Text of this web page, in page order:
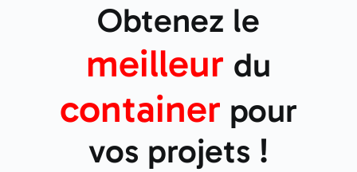
Obtenez le
meilleur du
container pour
vos projets !